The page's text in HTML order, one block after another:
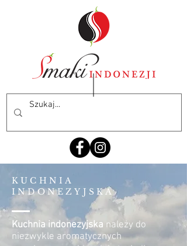
KUCHNIA
INDONEZYJSKA
Kuchnia indonezyjska należy do
niezwykle aromatycznych